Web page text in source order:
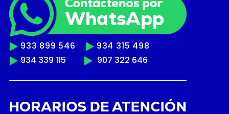
933 899 546
934 315 498
934 339 115
907 322 646